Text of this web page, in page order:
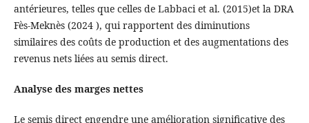
antérieures, telles que celles de Labbaci et al. (2015)et la DRA
Fès-Meknès (2024 ), qui rapportent des diminutions
similaires des coûts de production et des augmentations des
revenus nets liées au semis direct.
Analyse des marges nettes
Le semis direct engendre une amélioration significative des